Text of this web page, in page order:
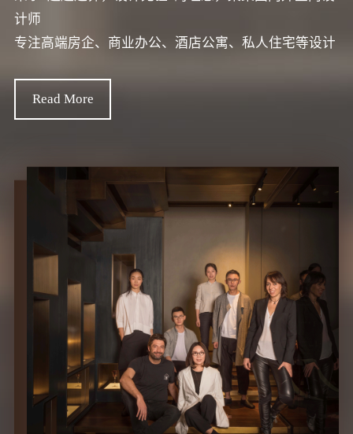
计师
专注高端房企、商业办公、酒店公寓、私人住宅等设计
Read More